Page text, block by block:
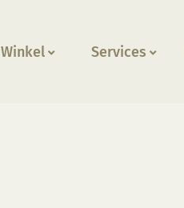
Winkel Services